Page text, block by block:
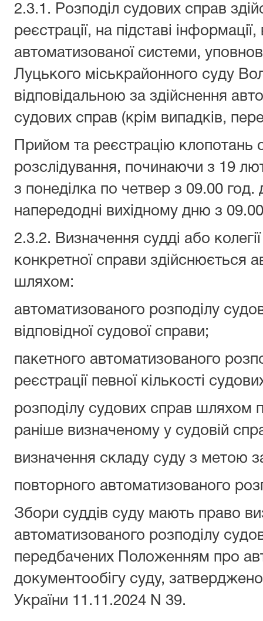
2.3.1. Розподіл судових справ
реєстрації, на підставі
автоматизованої системи,
Луцького міськрайонного суду
відповідальною за здійснення
судових справ (крім випадків,
Прийом та реєстрацію клопотань
розслідування, починаючи з 19
з понеділка по четвер з 09.00
напередодні вихідному дню з
2.3.2. Визначення судді або
конкретної справи здійснюється
шляхом:
автоматизованого розподілу
відповідної судової справи;
пакетного автоматизованого
реєстрації певної кількості
розподілу судових справ шляхом
раніше визначеному у судовій
визначення складу суду з метою
повторного автоматизованого
Збори суддів суду мають право
автоматизованого розподілу
передбачених Положенням про
документообігу суду,
України 11.11.2024 N 39.